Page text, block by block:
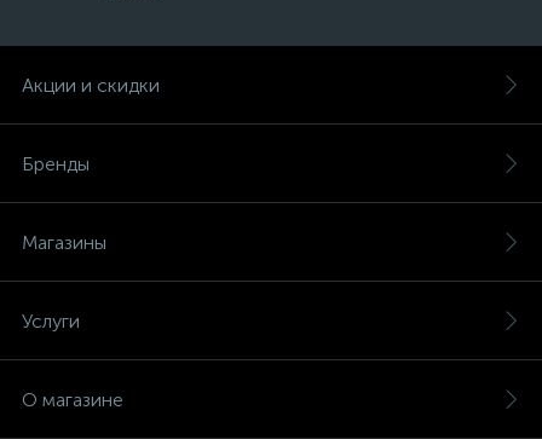
Акции и скидки
Бренды
Магазины
Услуги
О магазине